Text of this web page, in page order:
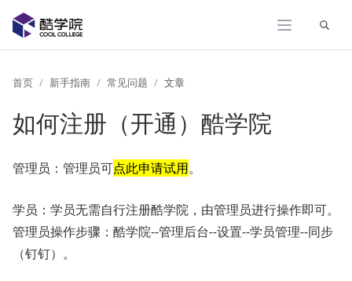
展开
首页 新手指南 常见问题 文章
如何注册（开通）酷学院
管理员：管理员可点此申请试用。
学员：学员无需自行注册酷学院，由管理员进行操作即可。
管理员操作步骤：酷学院--管理后台--设置--学员管理--同步
（钉钉）。